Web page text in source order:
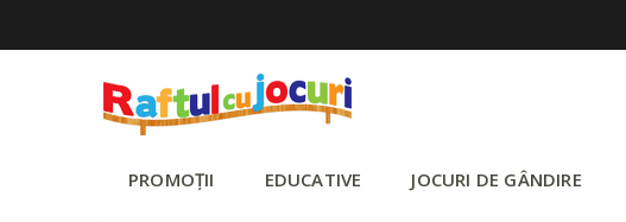
PROMOȚII EDUCATIVE JOCURI DE GÂNDIRE